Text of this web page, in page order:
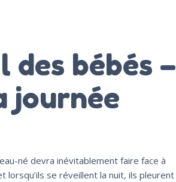
des bébés –
journée
né devra inévitablement faire face à
lorsqu’ils se réveillent la nuit, ils pleurent